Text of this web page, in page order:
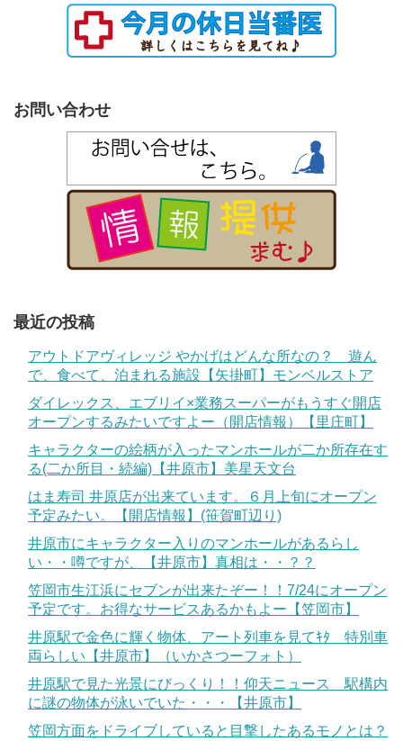
お問い合わせ
最近の投稿
アウトドアヴィレッジ やかげはどんな所なの？ 遊ん
で、食べて、泊まれる施設【矢掛町】モンベルストア
ダイレックス、エブリイ×業務スーパーがもうすぐ開店
オープンするみたいですよー（開店情報）【里庄町】
キャラクターの絵柄が入ったマンホールが二か所存在す
る(二か所目・続編)【井原市】美星天文台
はま寿司 井原店が出来ています。６月上旬にオープン
予定みたい。【開店情報】(笹賀町辺り)
井原市にキャラクター入りのマンホールがあるらし
い・・噂ですが、【井原市】真相は・・？？
笠岡市生江浜にセブンが出来たぞー！！7/24にオープン
予定です。お得なサービスあるかもよー【笠岡市】
井原駅で金色に輝く物体、アート列車を見てｷﾀ 特別車
両らしい【井原市】（いかさつーフォト）
井原駅で見た光景にびっくり！！仰天ニュース 駅構内
に謎の物体が泳いでいた・・・【井原市】
笠岡方面をドライブしていると目撃したあるモノとは？